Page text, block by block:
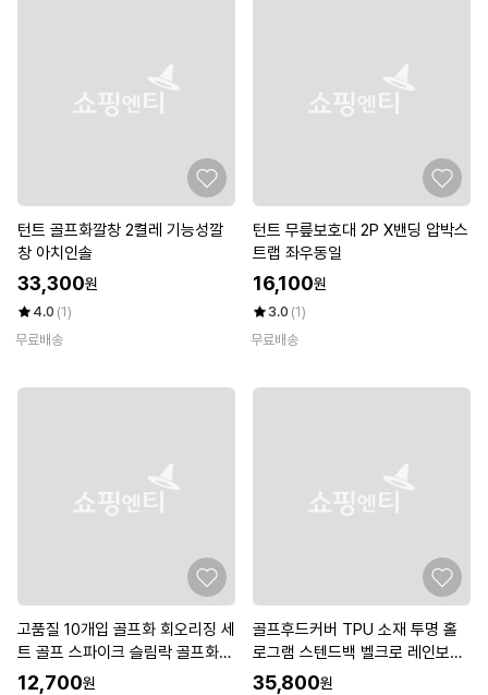
턴트 골프화깔창 2켤레 기능성깔
창 아치인솔
33,300원
4.0 (1)
무료배송
턴트 무릎보호대 2P X밴딩 압박스
트랩 좌우동일
16,100원
3.0 (1)
무료배송
고품질 10개입 골프화 회오리징 세
트 골프 스파이크 슬림락 골프화징
(WDD149B)
12,700원
골프후드커버 TPU 소재 투명 홀
로그램 스텐드백 벨크로 레인보우
골프백 방수 헤드커버
35,800원